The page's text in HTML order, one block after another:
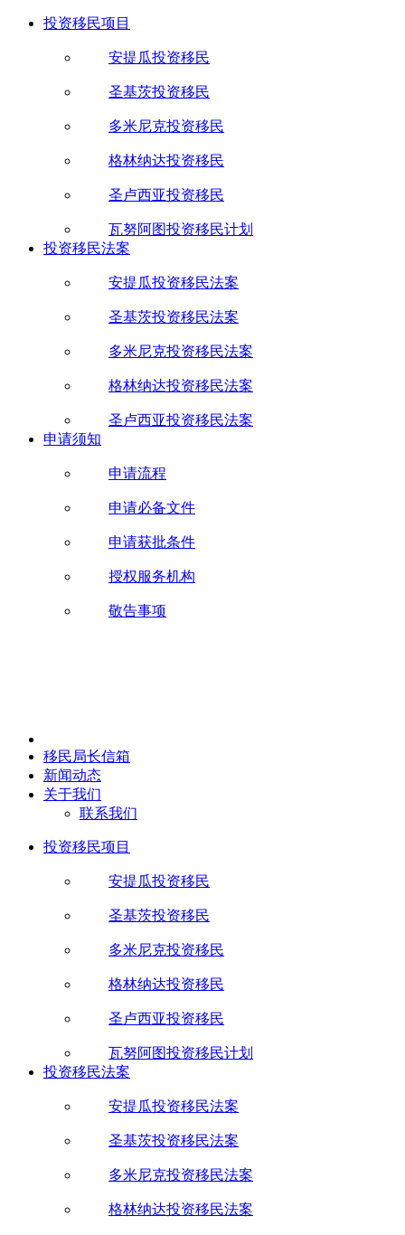
投资移民项目
安提瓜投资移民
圣基茨投资移民
多米尼克投资移民
格林纳达投资移民
圣卢西亚投资移民
瓦努阿图投资移民计划
投资移民法案
安提瓜投资移民法案
圣基茨投资移民法案
多米尼克投资移民法案
格林纳达投资移民法案
圣卢西亚投资移民法案
申请须知
申请流程
申请必备文件
申请获批条件
授权服务机构
敬告事项
移民局长信箱
新闻动态
关于我们
联系我们
投资移民项目
安提瓜投资移民
圣基茨投资移民
多米尼克投资移民
格林纳达投资移民
圣卢西亚投资移民
瓦努阿图投资移民计划
投资移民法案
安提瓜投资移民法案
圣基茨投资移民法案
多米尼克投资移民法案
格林纳达投资移民法案